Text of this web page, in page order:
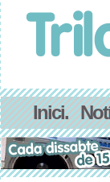
Inici.